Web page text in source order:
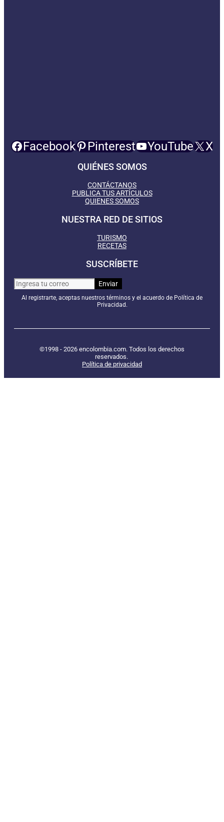
Facebook Pinterest YouTube X
QUIÉNES SOMOS
CONTÁCTANOS
PUBLICA TUS ARTÍCULOS
QUIENES SOMOS
NUESTRA RED DE SITIOS
TURISMO
RECETAS
SUSCRÍBETE
Al registrarte, aceptas nuestros términos y el acuerdo de Política de
Privacidad.
©1998 - 2026 encolombia.com. Todos los derechos
reservados.
Política de privacidad